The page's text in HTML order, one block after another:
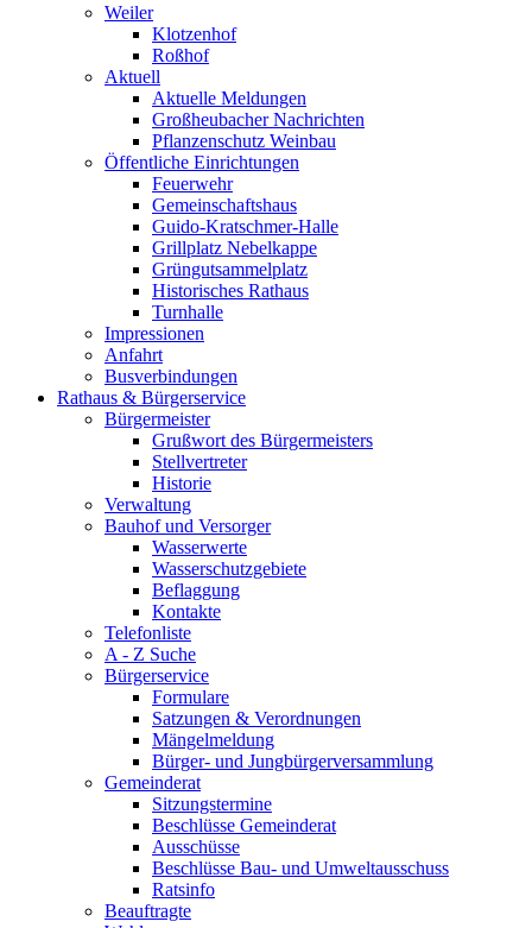
Weiler
Klotzenhof
Roßhof
Aktuell
Aktuelle Meldungen
Großheubacher Nachrichten
Pflanzenschutz Weinbau
Öffentliche Einrichtungen
Feuerwehr
Gemeinschaftshaus
Guido-Kratschmer-Halle
Grillplatz Nebelkappe
Grüngutsammelplatz
Historisches Rathaus
Turnhalle
Impressionen
Anfahrt
Busverbindungen
Rathaus & Bürgerservice
Bürgermeister
Grußwort des Bürgermeisters
Stellvertreter
Historie
Verwaltung
Bauhof und Versorger
Wasserwerte
Wasserschutzgebiete
Beflaggung
Kontakte
Telefonliste
A - Z Suche
Bürgerservice
Formulare
Satzungen & Verordnungen
Mängelmeldung
Bürger- und Jungbürgerversammlung
Gemeinderat
Sitzungstermine
Beschlüsse Gemeinderat
Ausschüsse
Beschlüsse Bau- und Umweltausschuss
Ratsinfo
Beauftragte